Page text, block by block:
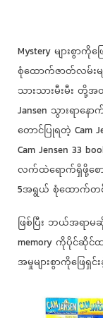
Mystery များစွာ
စုံထောက်ဇာတ်လမ်
သားသားမီးမီး တို့အ
Jansen သွားရာန
တောင်ပြုရတဲ့ Cam
Cam Jensen 33
လက်ထဲရောက်ရှိဖို့စော
5အရွယ် စုံထောက်တ
ဖြစ်ပြီး ဘယ်အရာမ
memory ကိုပိုင်ဆိုင်ထ
အမှုများစွာကိုဖြေ